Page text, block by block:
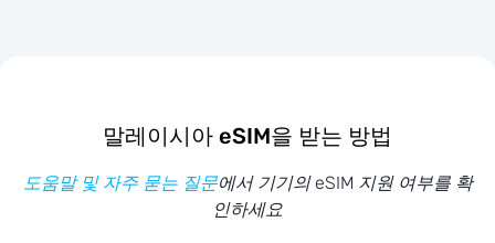
말레이시아 eSIM을 받는 방법
도움말 및 자주 묻는 질문에서 기기의 eSIM 지원 여부를 확
인하세요